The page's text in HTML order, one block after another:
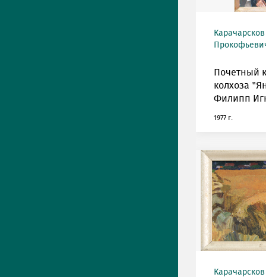
Почетный
колхоза
Филипп
1977 г.